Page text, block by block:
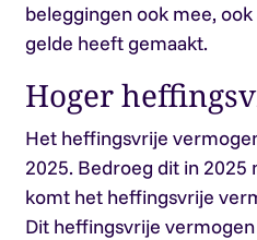
beleggingen ook mee,
gelde heeft gemaakt.
Hoger
Het heffingsvrije
2025. Bedroeg dit in 2025
komt het heffingsvrije
Dit heffingsvrije